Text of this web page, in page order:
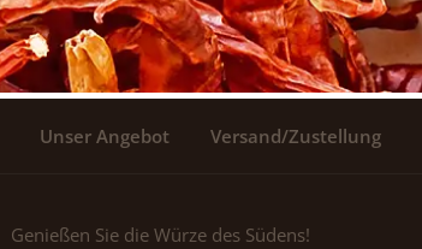
Unser Angebot Versand/Zustellung
Genießen Sie die Würze des Südens!